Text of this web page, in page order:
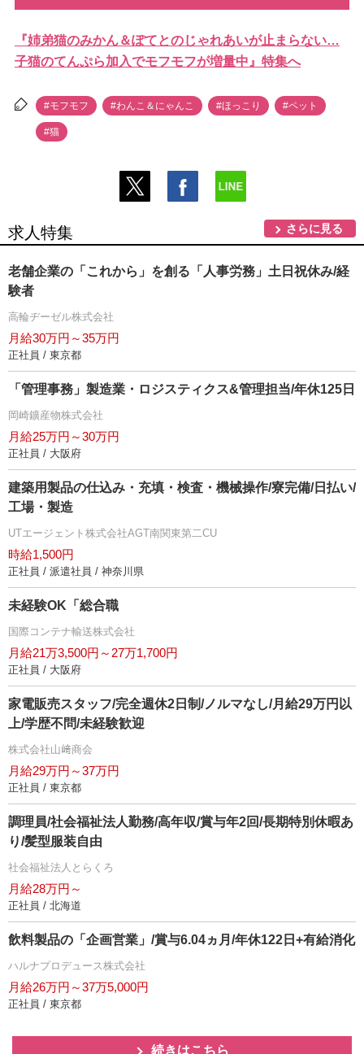
『姉弟猫のみかん＆ぽてとのじゃれあいが止まらない…
子猫のてんぷら加入でモフモフが増量中』特集へ
#モフモフ #わんこ＆にゃんこ #ほっこり #ペット
#猫
求人特集 さらに見る
老舗企業の「これから」を創る「人事労務」土日祝休み/経
験者
高輪ヂーゼル株式会社
月給30万円～35万円
正社員 / 東京都
「管理事務」製造業・ロジスティクス&管理担当/年休125日
岡崎鑛産物株式会社
月給25万円～30万円
正社員 / 大阪府
建築用製品の仕込み・充填・検査・機械操作/寮完備/日払い/
工場・製造
UTエージェント株式会社AGT南関東第二CU
時給1,500円
正社員 / 派遣社員 / 神奈川県
未経験OK「総合職
国際コンテナ輸送株式会社
月給21万3,500円～27万1,700円
正社員 / 大阪府
家電販売スタッフ/完全週休2日制/ノルマなし/月給29万円以
上/学歴不問/未経験歓迎
株式会社山﨑商会
月給29万円～37万円
正社員 / 東京都
調理員/社会福祉法人勤務/高年収/賞与年2回/長期特別休暇あ
り/髪型服装自由
社会福祉法人とらくろ
月給28万円～
正社員 / 北海道
飲料製品の「企画営業」/賞与6.04ヵ月/年休122日+有給消化
ハルナプロデュース株式会社
月給26万円～37万5,000円
正社員 / 東京都
続きはこちら